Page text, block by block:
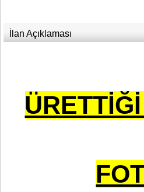
İlan Açıklaması
ÜRETTİĞİ